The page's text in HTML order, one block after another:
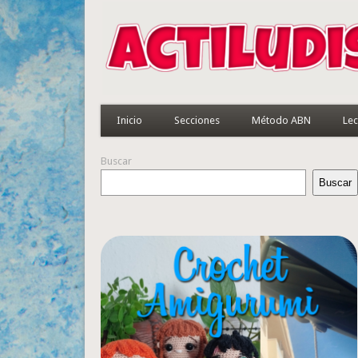
Inicio Secciones Método ABN
Buscar
Buscar